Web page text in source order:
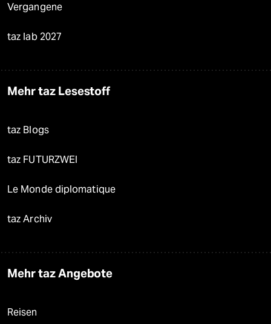
Vergangene
taz lab 2027
Mehr taz Lesestoff
taz Blogs
taz FUTURZWEI
Le Monde diplomatique
taz Archiv
Mehr taz Angebote
Reisen